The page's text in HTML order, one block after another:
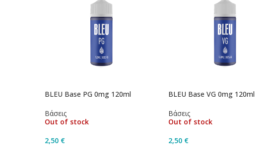
BLEU Base PG 0mg 120ml
Βάσεις
Out of stock
2,50 €
BLEU Base VG 0mg 120ml
Βάσεις
Out of stock
2,50 €